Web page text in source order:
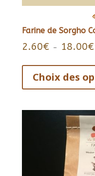
Farine de Sorgho
2.60€ – 18.00€
Choix des